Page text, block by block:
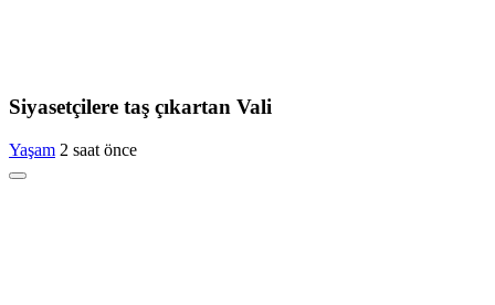
Siyasetçilere taş çıkartan Vali
Yaşam 2 saat önce